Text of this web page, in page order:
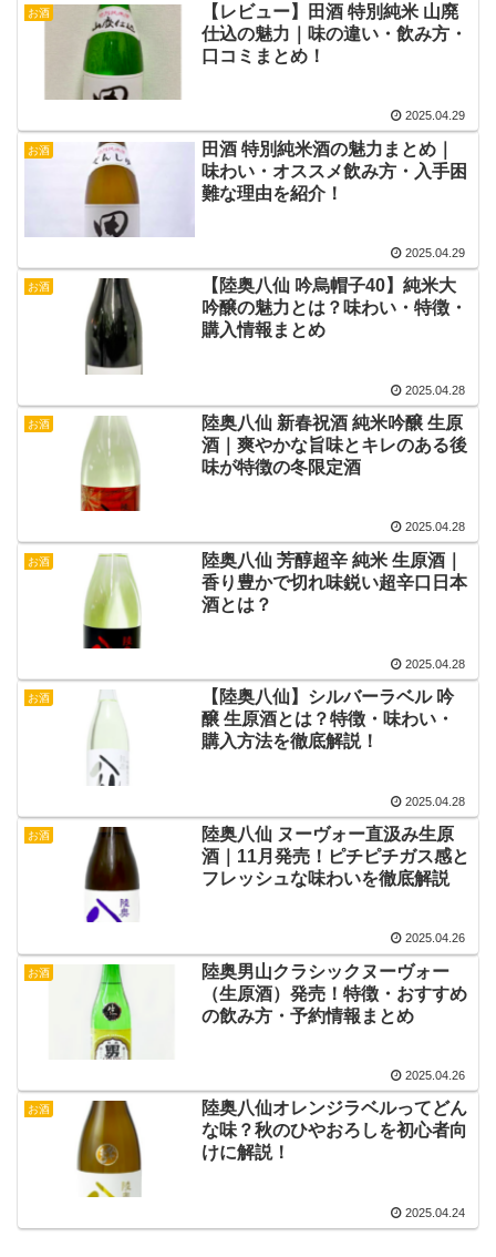
お酒
【レビュー】田酒 特別純米 山廃
仕込の魅力｜味の違い・飲み方・
口コミまとめ！
2025.04.29
お酒
田酒 特別純米酒の魅力まとめ｜
味わい・オススメ飲み方・入手困
難な理由を紹介！
2025.04.29
お酒
【陸奥八仙 吟烏帽子40】純米大
吟醸の魅力とは？味わい・特徴・
購入情報まとめ
2025.04.28
お酒
陸奥八仙 新春祝酒 純米吟醸 生原
酒｜爽やかな旨味とキレのある後
味が特徴の冬限定酒
2025.04.28
お酒
陸奥八仙 芳醇超辛 純米 生原酒｜
香り豊かで切れ味鋭い超辛口日本
酒とは？
2025.04.28
お酒
【陸奥八仙】シルバーラベル 吟
醸 生原酒とは？特徴・味わい・
購入方法を徹底解説！
2025.04.28
お酒
陸奥八仙 ヌーヴォー直汲み生原
酒｜11月発売！ピチピチガス感と
フレッシュな味わいを徹底解説
2025.04.26
お酒
陸奥男山クラシックヌーヴォー
（生原酒）発売！特徴・おすすめ
の飲み方・予約情報まとめ
2025.04.26
お酒
陸奥八仙オレンジラベルってどん
な味？秋のひやおろしを初心者向
けに解説！
2025.04.24